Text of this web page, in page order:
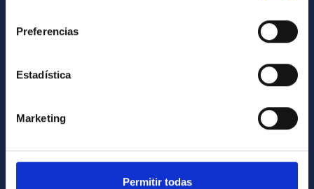
Preferencias
Estadística
Marketing
Permitir todas
INFORMACIÓN GENERAL
Cómo llegar al IAC
Registro general